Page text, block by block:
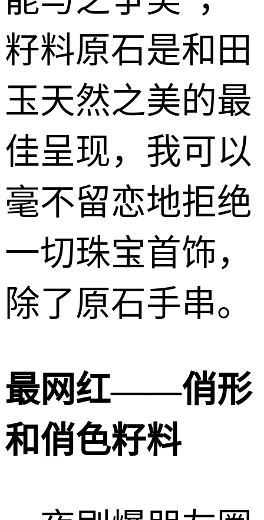
籽料原石是和田
玉天然之美的最
佳呈现，我可以
毫不留恋地拒绝
一切珠宝首饰，
除了原石手串。
最网红——俏形
和俏色籽料